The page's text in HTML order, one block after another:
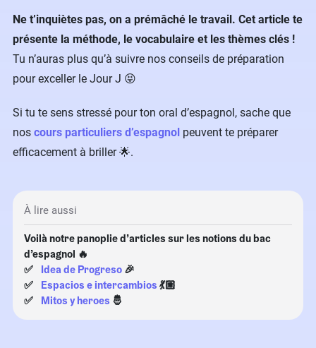
Ne t’inquiètes pas, on a prémâché le travail. Cet article te
présente la méthode, le vocabulaire et les thèmes clés !
Tu n’auras plus qu’à suivre nos conseils de préparation
pour exceller le Jour J 😝
Si tu te sens stressé pour ton oral d’espagnol, sache que
nos cours particuliers d’espagnol peuvent te préparer
efficacement à briller 🌟.
À lire aussi
Voilà notre panoplie d’articles sur les notions du bac
d’espagnol 🔥
✅ Idea de Progreso 🎉
✅ Espacios e intercambios 💃🏼
✅ Mitos y heroes 🤴